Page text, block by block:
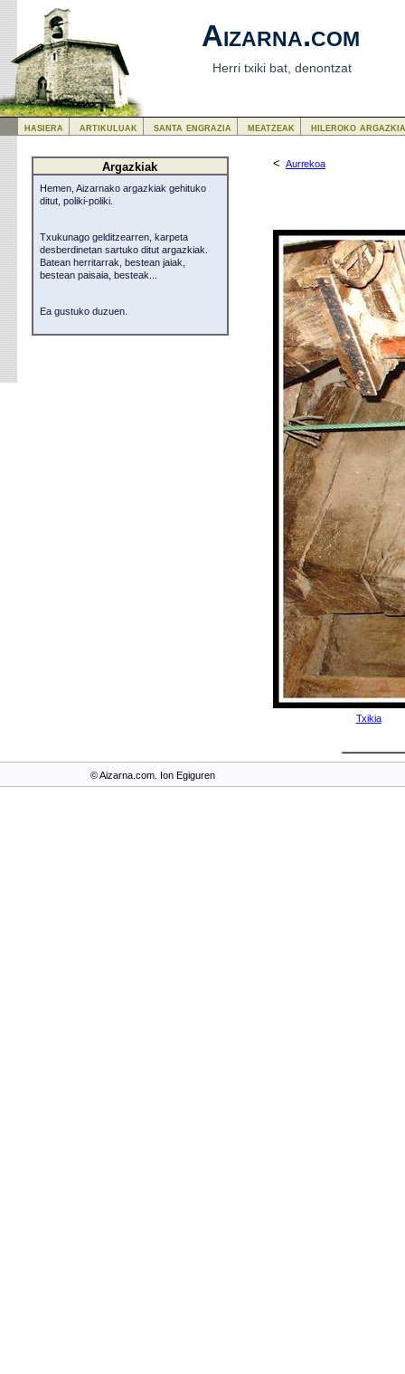
Aizarna.com
Herri txiki bat, denontzat
< Aurrekoa
Txikia
Argazkiak
Hemen, Aizarnako argazkiak gehituko
ditut, poliki-poliki.
Txukunago gelditzearren, karpeta
desberdinetan sartuko ditut argazkiak.
Batean herritarrak, bestean jaiak,
bestean paisaia, besteak...
Ea gustuko duzuen.
hasiera artikuluak santa engrazia meatzeak hileroko
© Aizarna.com. Ion Egiguren